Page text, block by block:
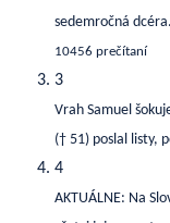
sedemročná
10456 prečítaní
3
Vrah Samuel
(† 51) poslal listy,
4
AKTUÁLNE: Na